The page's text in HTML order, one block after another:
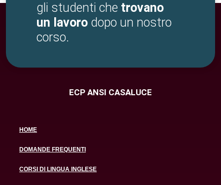
gli studenti che trovano
un lavoro dopo un nostro
corso.
ECP ANSI CASALUCE
HOME
DOMANDE FREQUENTI
CORSI DI LINGUA INGLESE